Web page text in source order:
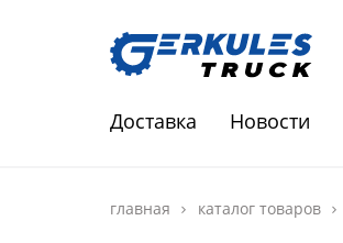
Доставка Новости
главная каталог товаров